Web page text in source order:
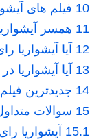
10 فیلم های
11 همسر
12 آیا آیشواریا
13 آیا
14 جدیدترین
15 سوالات
15.1 آیشواریا